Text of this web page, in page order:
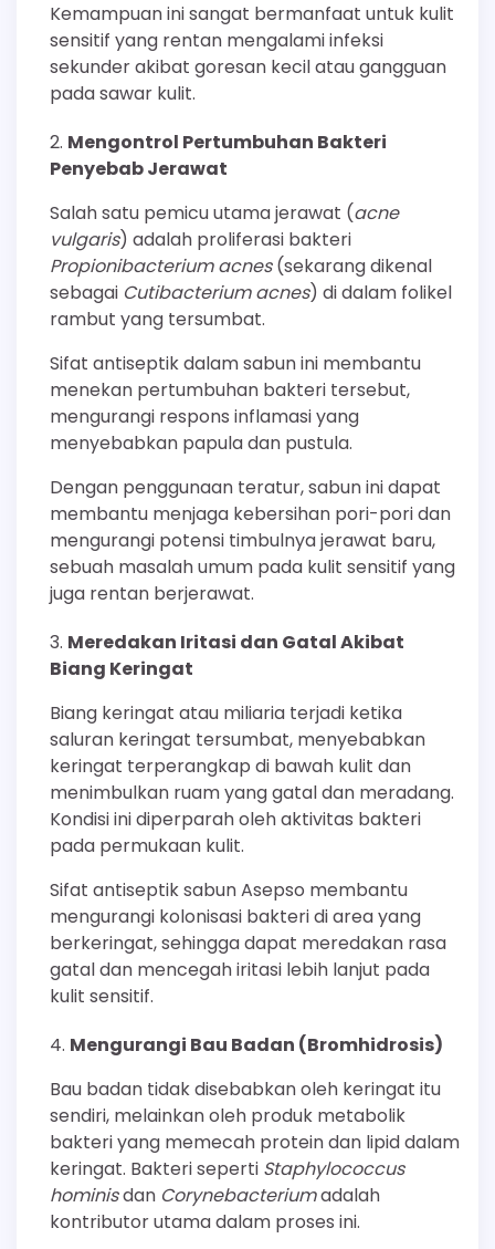
Kemampuan ini sangat bermanfaat untuk kulit
sensitif yang rentan mengalami infeksi
sekunder akibat goresan kecil atau gangguan
pada sawar kulit.
Mengontrol Pertumbuhan Bakteri
Penyebab Jerawat
Salah satu pemicu utama jerawat (acne
vulgaris) adalah proliferasi bakteri
Propionibacterium acnes(sekarang dikenal
sebagai Cutibacterium acnes) di dalam folikel
rambut yang tersumbat.
Sifat antiseptik dalam sabun ini membantu
menekan pertumbuhan bakteri tersebut,
mengurangi respons inflamasi yang
menyebabkan papula dan pustula.
Dengan penggunaan teratur, sabun ini dapat
membantu menjaga kebersihan pori-pori dan
mengurangi potensi timbulnya jerawat baru,
sebuah masalah umum pada kulit sensitif yang
juga rentan berjerawat.
Meredakan Iritasi dan Gatal Akibat
Biang Keringat
Biang keringat atau miliaria terjadi ketika
saluran keringat tersumbat, menyebabkan
keringat terperangkap di bawah kulit dan
menimbulkan ruam yang gatal dan meradang.
Kondisi ini diperparah oleh aktivitas bakteri
pada permukaan kulit.
Sifat antiseptik sabun Asepso membantu
mengurangi kolonisasi bakteri di area yang
berkeringat, sehingga dapat meredakan rasa
gatal dan mencegah iritasi lebih lanjut pada
kulit sensitif.
Mengurangi Bau Badan (Bromhidrosis)
Bau badan tidak disebabkan oleh keringat itu
sendiri, melainkan oleh produk metabolik
bakteri yang memecah protein dan lipid dalam
keringat. Bakteri seperti Staphylococcus
hominisdan Corynebacteriumadalah
kontributor utama dalam proses ini.